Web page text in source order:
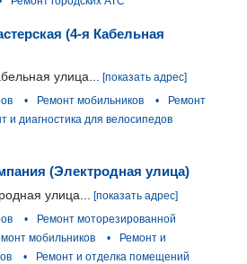
(4-я Кабельная
улица...
[показать адрес]
• Ремонт мобильников •
Ремонт
и диагностика для велосипедов
(Электродная улица)
улица...
[показать адрес]
•
Ремонт моторезированной
мобильников •
Ремонт и
• Ремонт и отделка помещений